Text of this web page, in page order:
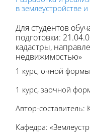
в землеустройстве и
Для студентов
подготовки:
кадастры,
недвижимостью»
1 курс, очной
1 курс, заочной
Автор-
Кафедра: